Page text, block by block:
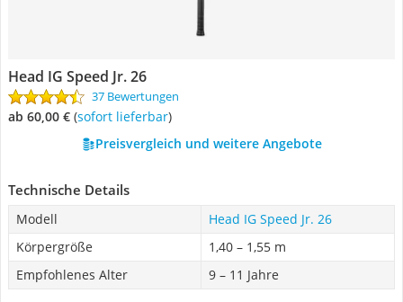
Head IG Speed Jr. 26
37 Bewertungen
ab 60,00 € ( Sofort lieferbar)
Preisvergleich und weitere Angebote
Technische Details
Modell
Head IG Speed Jr. 26
Körpergröße
1,40 – 1,55 m
Empfohlenes Alter
9 – 11 Jahre